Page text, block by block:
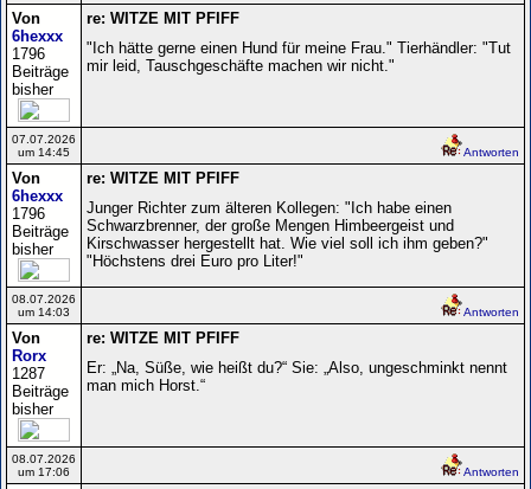
Von
6hexxx
1796
Beiträge
bisher
re: WITZE MIT PFIFF
"Ich hätte gerne einen Hund für meine Frau." Tierhändler: "Tut
mir leid, Tauschgeschäfte machen wir nicht."
07.07.2026
um 14:45
Antworten
Von
6hexxx
1796
Beiträge
bisher
re: WITZE MIT PFIFF
Junger Richter zum älteren Kollegen: "Ich habe einen
Schwarzbrenner, der große Mengen Himbeergeist und
Kirschwasser hergestellt hat. Wie viel soll ich ihm geben?"
"Höchstens drei Euro pro Liter!"
08.07.2026
um 14:03
Antworten
Von
Rorx
1287
Beiträge
bisher
re: WITZE MIT PFIFF
Er: „Na, Süße, wie heißt du?“ Sie: „Also, ungeschminkt nennt
man mich Horst.“
08.07.2026
um 17:06
Antworten